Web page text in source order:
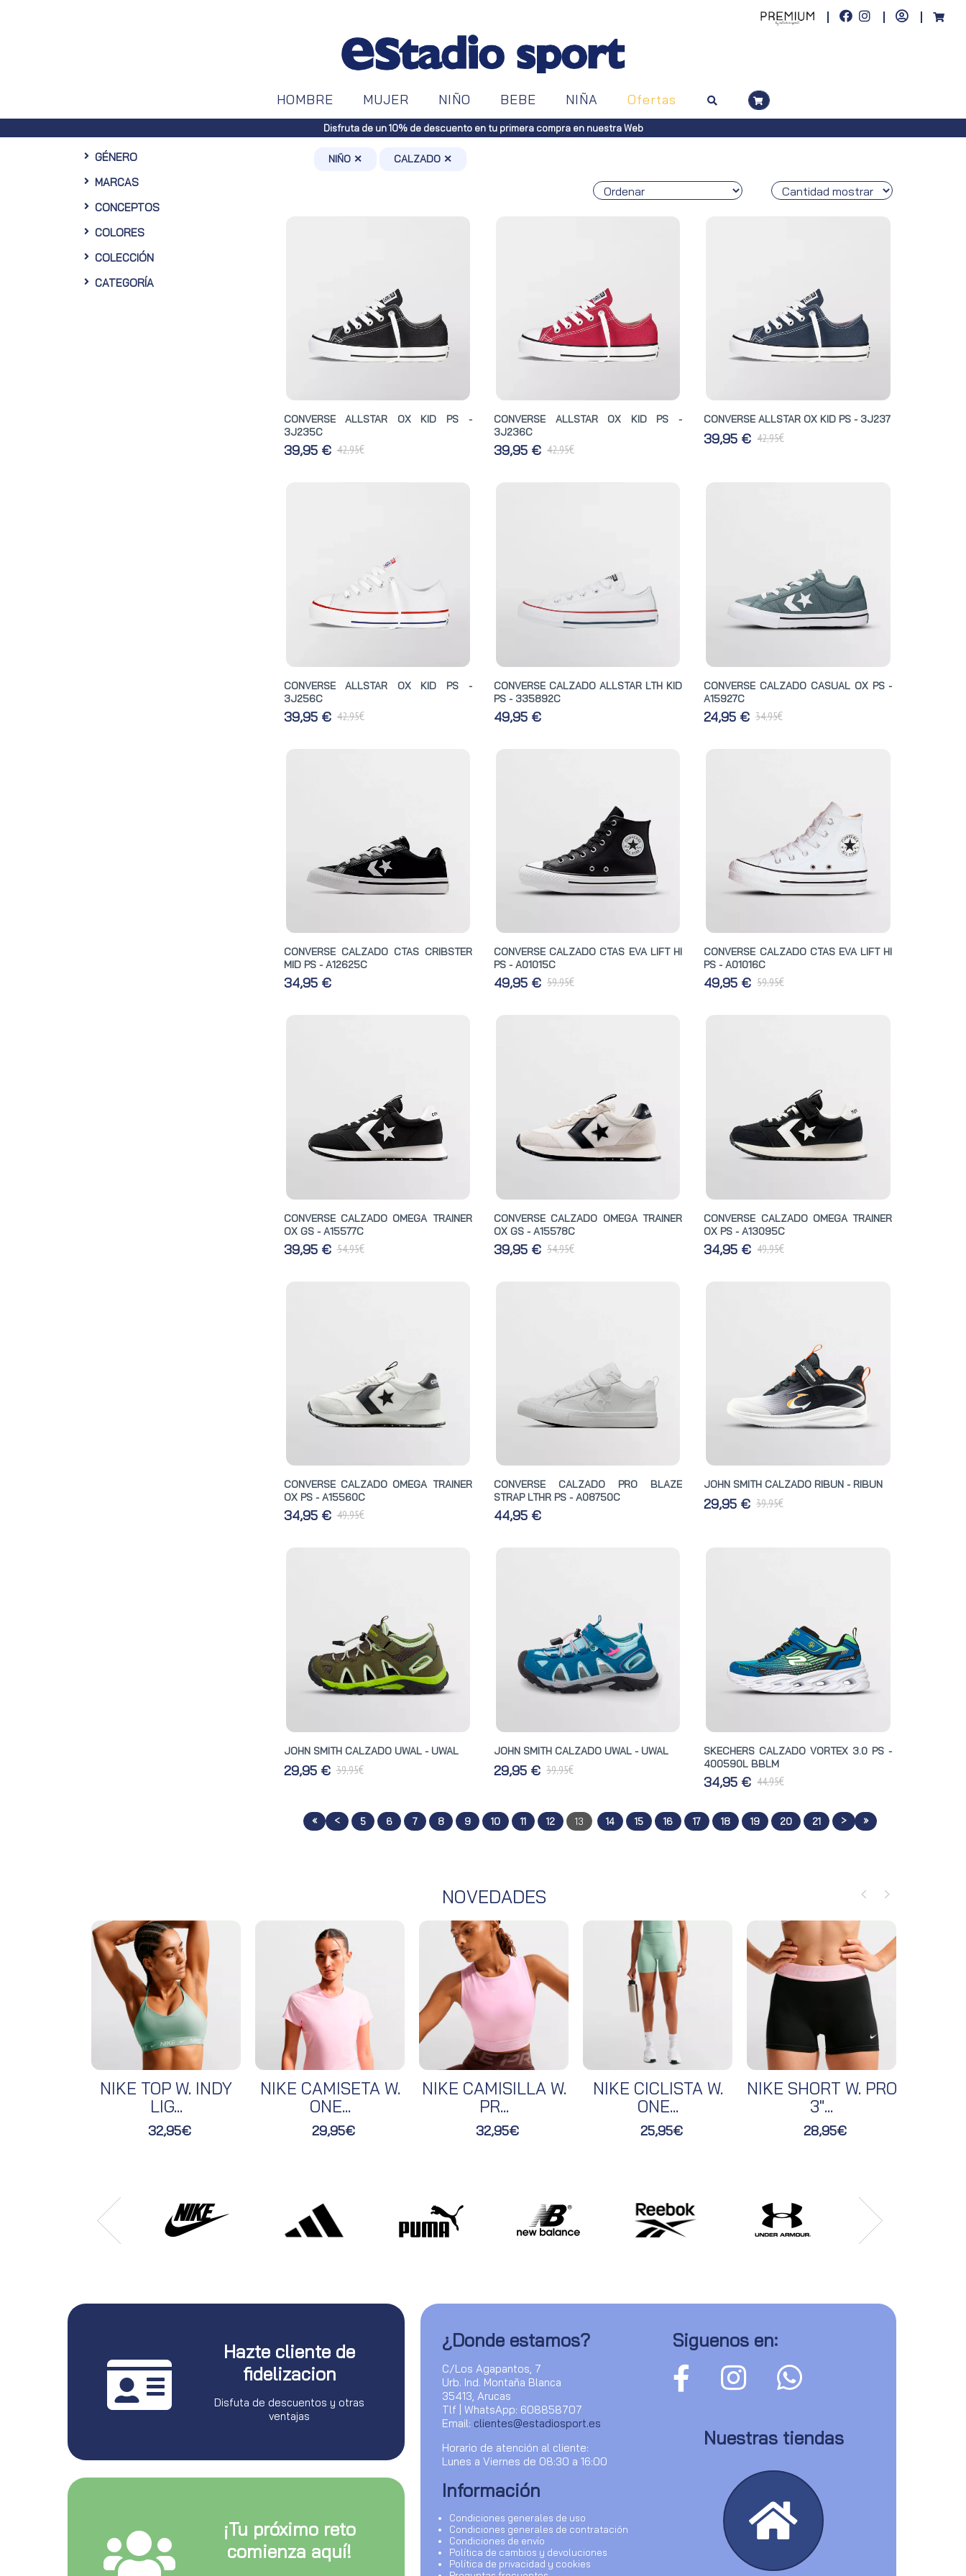
HOMBRE MUJER NIÑO BEBE NIÑA Ofertas
Envíos gratuitos a toda España (Canarias, pedidos superiores a 50€. Península, pedidos superiores a 100€)
GÉNERO
MARCAS
CONCEPTOS
COLORES
COLECCIÓN
CATEGORÍA
NIÑO ✕ CALZADO ✕
CONVERSE ALLSTAR OX KID PS -
3J235C
39,95 € 42,95€
CONVERSE ALLSTAR OX KID PS -
3J236C
39,95 € 42,95€
CONVERSE ALLSTAR OX KID PS - 3J237
39,95 € 42,95€
CONVERSE ALLSTAR OX KID PS -
3J256C
39,95 € 42,95€
CONVERSE CALZADO ALLSTAR LTH KID
PS - 335892C
49,95 €
CONVERSE CALZADO CASUAL OX PS -
A15927C
24,95 € 34,95€
CONVERSE CALZADO CTAS CRIBSTER
MID PS - A12625C
34,95 €
CONVERSE CALZADO CTAS EVA LIFT HI
PS - A01015C
49,95 € 59,95€
CONVERSE CALZADO CTAS EVA LIFT HI
PS - A01016C
49,95 € 59,95€
CONVERSE CALZADO OMEGA TRAINER
OX GS - A15577C
39,95 € 54,95€
CONVERSE CALZADO OMEGA TRAINER
OX GS - A15578C
39,95 € 54,95€
CONVERSE CALZADO OMEGA TRAINER
OX PS - A13095C
34,95 € 49,95€
CONVERSE CALZADO OMEGA TRAINER
OX PS - A15560C
34,95 € 49,95€
CONVERSE CALZADO PRO BLAZE
STRAP LTHR PS - A08750C
44,95 €
JOHN SMITH CALZADO RIBUN - RIBUN
29,95 € 39,95€
JOHN SMITH CALZADO UWAL - UWAL
29,95 € 39,95€
JOHN SMITH CALZADO UWAL - UWAL
29,95 € 39,95€
SKECHERS CALZADO VORTEX 3.0 PS -
400590L BBLM
34,95 € 44,95€
« < 5 6 7 8 9 10 11 12 13 14 15 16 17 18 19 20 21 > »
NOVEDADES
NIKE TOP W. INDY
LIG...
32,95€
NIKE CAMISETA W.
ONE...
29,95€
NIKE CAMISILLA W.
PR...
32,95€
NIKE CICLISTA W.
ONE...
25,95€
NIKE SHORT W. PRO
3"...
28,95€
Hazte cliente de
fidelizacion
Disfuta de descuentos y otras
ventajas
¡Tu próximo reto
comienza aquí!
¿Donde estamos?
C/Los Agapantos, 7
Urb. Ind. Montaña Blanca
35413, Arucas
Tlf | WhatsApp: 608858707
Email: clientes@estadiosport.es
Horario de atención al cliente:
Lunes a Viernes de 08:30 a 16:00
Información
Condiciones generales de uso
Condiciones generales de contratación
Condiciones de envío
Política de cambios y devoluciones
Política de privacidad y cookies
Siguenos en:
Nuestras tiendas